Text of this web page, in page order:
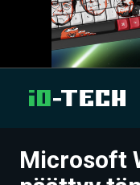
UUTISET
Microsoft